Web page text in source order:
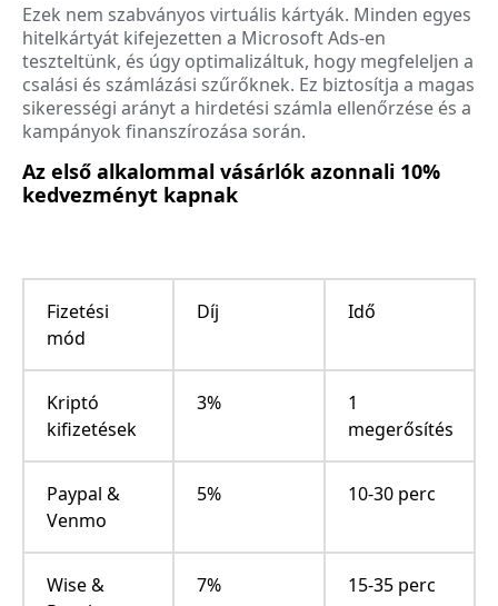
Ezek nem szabványos virtuális kártyák. Minden egyes
hitelkártyát kifejezetten a Microsoft Ads-en
teszteltünk, és úgy optimalizáltuk, hogy megfeleljen a
csalási és számlázási szűrőknek. Ez biztosítja a magas
sikerességi arányt a hirdetési számla ellenőrzése és a
kampányok finanszírozása során.
Az első alkalommal vásárlók azonnali 10%
kedvezményt kapnak
Fizetési
mód
Díj Idő
Kriptó
kifizetések
3%
1
megerősítés
Paypal &
Venmo
5% 10-30 perc
Wise &
7% 15-35 perc